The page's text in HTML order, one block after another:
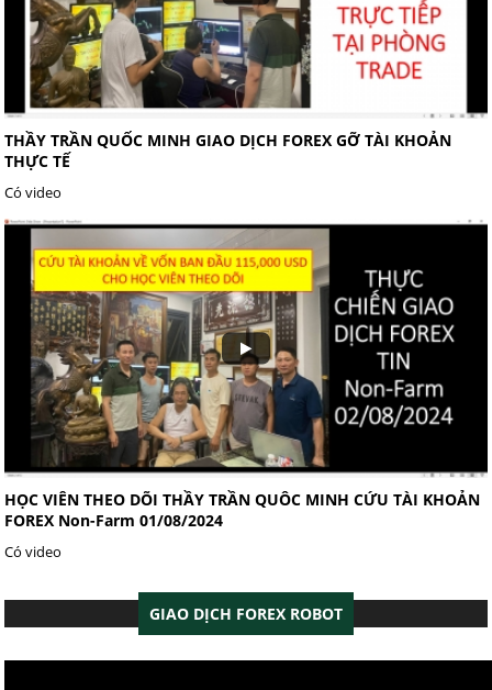
THẦY TRẦN QUỐC MINH GIAO DỊCH FOREX GỠ TÀI KHOẢN
THỰC TẾ
Có video
HỌC VIÊN THEO DÕI THẦY TRẦN QUÔC MINH CỨU TÀI KHOẢN
FOREX Non-Farm 01/08/2024
Có video
GIAO DỊCH FOREX ROBOT